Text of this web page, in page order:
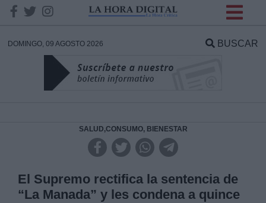
DOMINGO, 09 AGOSTO 2026 BUSCAR
SALUD,CONSUMO, BIENESTAR
El Supremo rectifica la sentencia de
“La Manada” y les condena a quince
DATOS
Responsable: